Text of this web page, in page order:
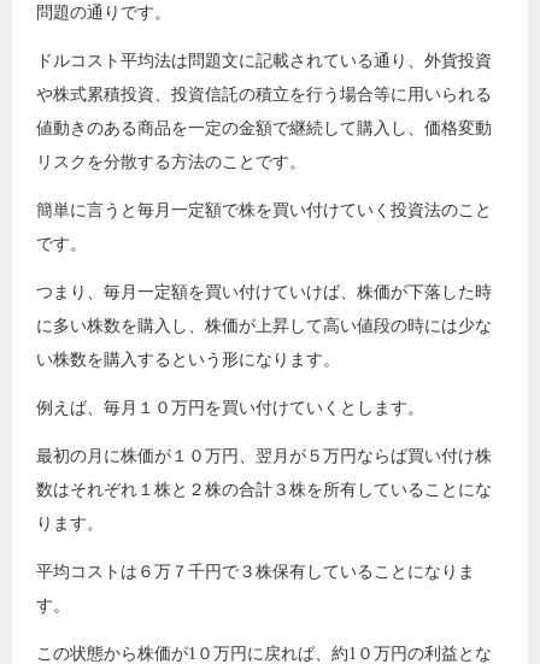
問題の通りです。
ドルコスト平均法は問題文に記載されている通り、外貨投資
や株式累積投資、投資信託の積立を行う場合等に用いられる
値動きのある商品を一定の金額で継続して購入し、価格変動
リスクを分散する方法のことです。
簡単に言うと毎月一定額で株を買い付けていく投資法のこと
です。
つまり、毎月一定額を買い付けていけば、株価が下落した時
に多い株数を購入し、株価が上昇して高い値段の時には少な
い株数を購入するという形になります。
例えば、毎月１０万円を買い付けていくとします。
最初の月に株価が１０万円、翌月が５万円ならば買い付け株
数はそれぞれ１株と２株の合計３株を所有していることにな
ります。
平均コストは６万７千円で３株保有していることになりま
す。
この状態から株価が1０万円に戻れば、約1０万円の利益とな